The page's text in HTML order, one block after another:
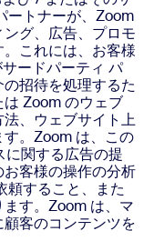
ートナーが、Zoom
グ、広告、プロモ
これには、お客様
ードパーティ パ
招待を処理するた
Zoom のウェブ
、ウェブサイト上
。Zoom は、この
関する広告の提
客様の操作の分析
頼すること、また
す。Zoom は、マ
客のコンテンツを